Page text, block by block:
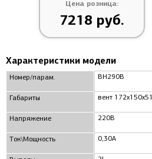
Цена розница:
7218 руб.
Характеристики модели
Номер/парам.
Габариты
Напряжение
Ток\Мощность
ВН290B
вент 172x150x51
220В
0,30А